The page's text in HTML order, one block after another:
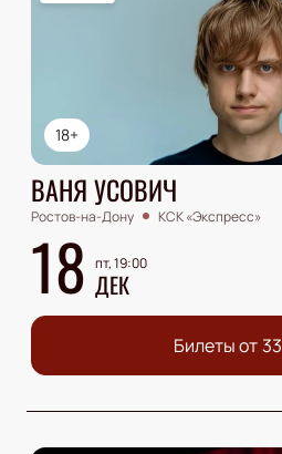
18+
ВАНЯ УСОВИЧ
Ростов-на-Дону КСК «Экспресс»
18 пт, 19:00
ДЕК
Билеты от